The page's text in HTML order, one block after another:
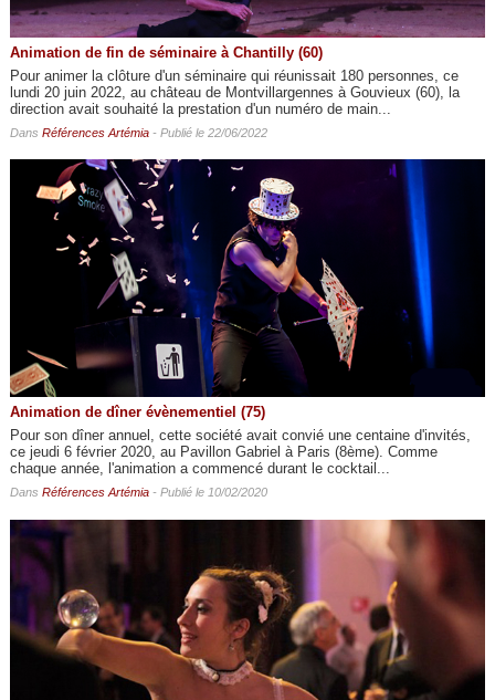
Animation de fin de séminaire à Chantilly (60)
Pour animer la clôture d'un séminaire qui réunissait 180 personnes, ce
lundi 20 juin 2022, au château de Montvillargennes à Gouvieux (60), la
direction avait souhaité la prestation d'un numéro de main...
Dans Références Artémia- Publié le 22/06/2022
Animation de dîner évènementiel (75)
Pour son dîner annuel, cette société avait convié une centaine d'invités,
ce jeudi 6 février 2020, au Pavillon Gabriel à Paris (8ème). Comme
chaque année, l'animation a commencé durant le cocktail...
Dans Références Artémia- Publié le 10/02/2020